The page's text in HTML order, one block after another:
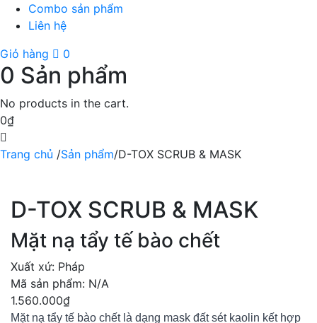
Combo sản phẩm
Liên hệ
Giỏ hàng
0
0 Sản phẩm
No products in the cart.
0₫
Trang chủ /Sản phẩm/D-TOX SCRUB & MASK
D-TOX SCRUB & MASK
Mặt nạ tẩy tế bào chết
Xuất xứ: Pháp
Mã sản phẩm: N/A
1.560.000₫
Mặt nạ tẩy tế bào chết là dạng mask đất sét kaolin kết hợp